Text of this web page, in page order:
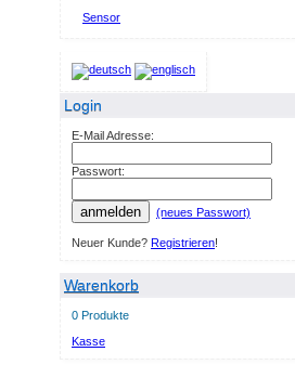
Sensor
Login
E-Mail Adresse:
Passwort:
anmelden (neues Passwort)
Neuer Kunde? Registrieren!
Warenkorb
0 Produkte
Kasse